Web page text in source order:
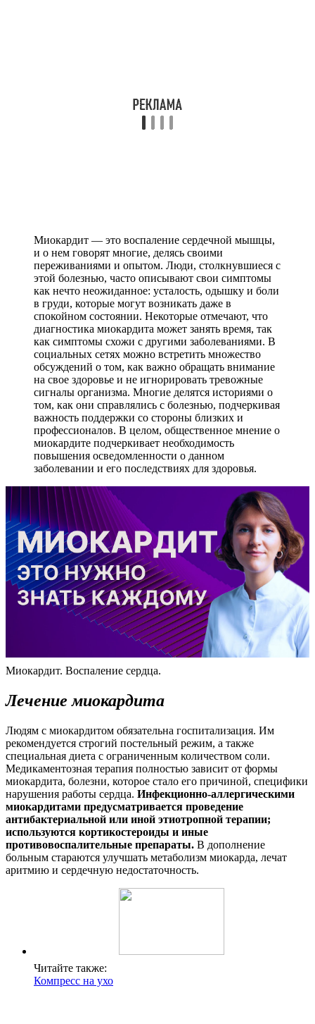
Миокардит — это воспаление сердечной мышцы,
и о нем говорят многие, делясь своими
переживаниями и опытом. Люди, столкнувшиеся с
этой болезнью, часто описывают свои симптомы
как нечто неожиданное: усталость, одышку и боли
в груди, которые могут возникать даже в
спокойном состоянии. Некоторые отмечают, что
диагностика миокардита может занять время, так
как симптомы схожи с другими заболеваниями. В
социальных сетях можно встретить множество
обсуждений о том, как важно обращать внимание
на свое здоровье и не игнорировать тревожные
сигналы организма. Многие делятся историями о
том, как они справлялись с болезнью, подчеркивая
важность поддержки со стороны близких и
профессионалов. В целом, общественное мнение о
миокардите подчеркивает необходимость
повышения осведомленности о данном
заболевании и его последствиях для здоровья.
Миокардит. Воспаление сердца.
Лечение миокардита
Людям с миокардитом обязательна госпитализация. Им
рекомендуется строгий постельный режим, а также
специальная диета с ограниченным количеством соли.
Медикаментозная терапия полностью зависит от формы
миокардита, болезни, которое стало его причиной, специфики
нарушения работы сердца. Инфекционно-аллергическими
миокардитами предусматривается проведение
антибактериальной или иной этиотропной терапии;
используются кортикостероиды и иные
противовоспалительные препараты. В дополнение
больным стараются улучшать метаболизм миокарда, лечат
аритмию и сердечную недостаточность.
Читайте также:
Компресс на ухо